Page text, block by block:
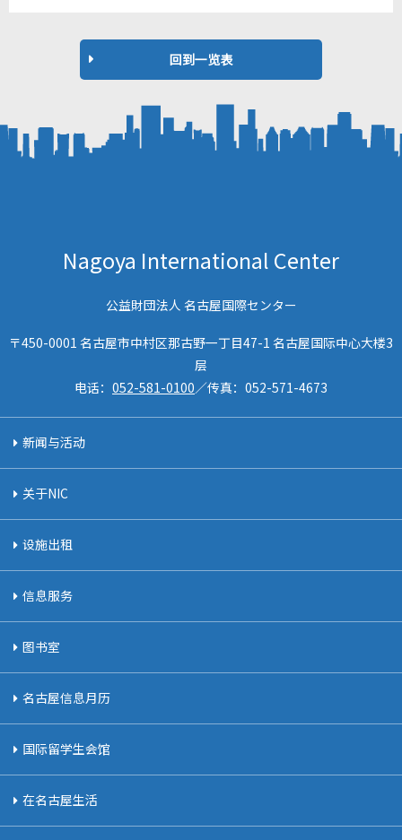
回到一览表
Nagoya International Center
公益財団法人 名古屋国際センター
〒450-0001 名古屋市中村区那古野一丁目47-1 名古屋国际中心大楼3
层
电话： 052-581-0100／传真： 052-571-4673
新闻与活动
关于NIC
设施出租
信息服务
图书室
名古屋信息月历
国际留学生会馆
在名古屋生活